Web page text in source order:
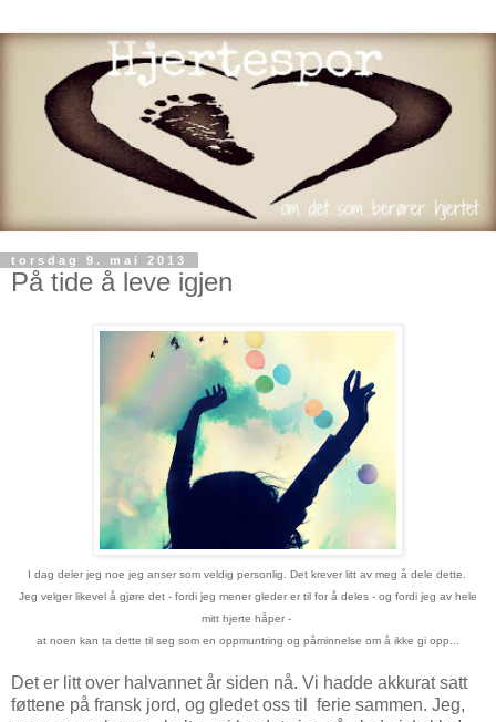
torsdag 9. mai 2013
På tide å leve igjen
I dag deler jeg noe jeg anser som veldig personlig. Det krever litt av meg å dele dette.
Jeg velger likevel å gjøre det - fordi jeg mener gleder er til for å deles - og fordi jeg av hele
mitt hjerte håper -
at noen kan ta dette til seg som en oppmuntring og påminnelse om å ikke gi opp...
Det er litt over halvannet år siden nå. Vi hadde akkurat satt
føttene på fransk jord, og gledet oss til ferie sammen. Jeg,